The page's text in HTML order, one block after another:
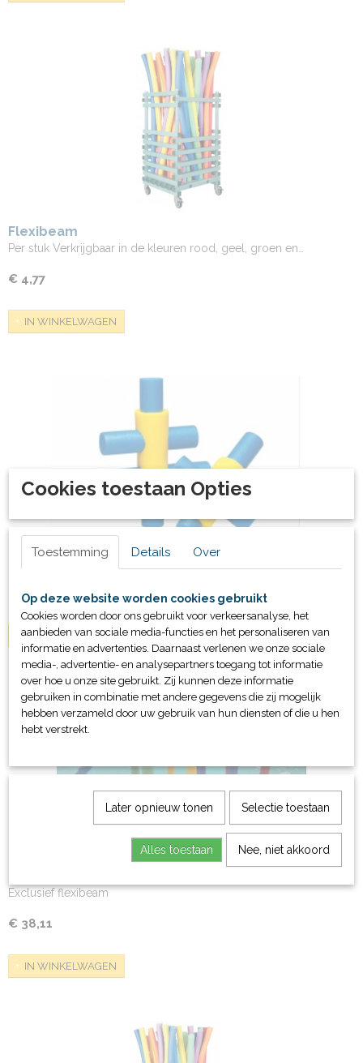
Flexibeam
Per stuk Verkrijgbaar in de kleuren rood, geel, groen en…
€ 4,77
IN WINKELWAGEN
Flexibeam connector
€ 1,82
IN WINKELWAGEN
Exclusief flexibeam
€ 38,11
IN WINKELWAGEN
Cookies toestaan Opties
Toestemming Details Over
Op deze website worden cookies gebruikt
Cookies worden door ons gebruikt voor verkeersanalyse, het
aanbieden van sociale media-functies en het personaliseren van
informatie en advertenties. Daarnaast verlenen we onze sociale
media-, advertentie- en analysepartners toegang tot informatie
over hoe u onze site gebruikt. Zij kunnen deze informatie
gebruiken in combinatie met andere gegevens die zij mogelijk
hebben verzameld door uw gebruik van hun diensten of die u hen
hebt verstrekt.
Later opnieuw tonen Selectie toestaan
Alles toestaan Nee, niet akkoord